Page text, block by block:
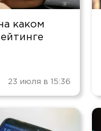
каком
23 июля в 15:36